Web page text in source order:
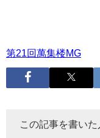
第21 回萬集楼MG
この記事を書いた